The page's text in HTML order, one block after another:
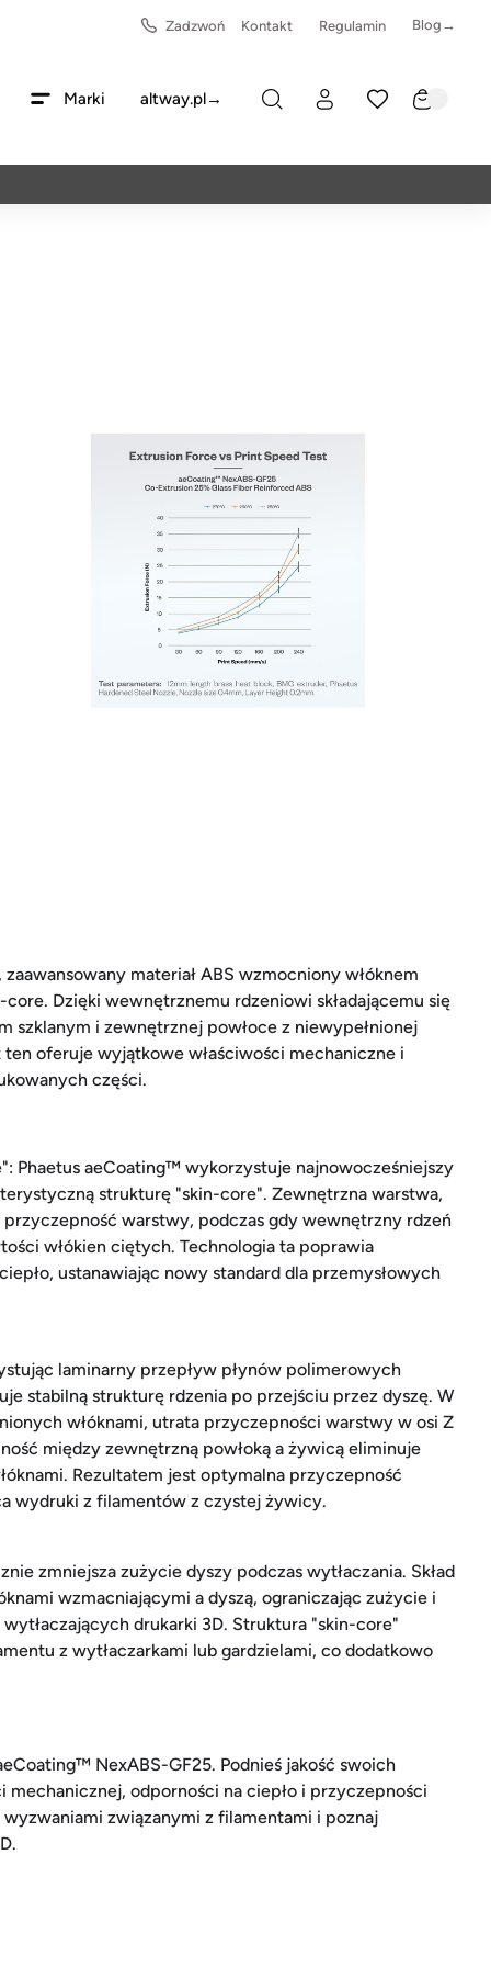
Zadzwoń Kontakt Regulamin Blog→
Marki altway.pl→
zaawansowany materiał ABS wzmocniony włóknem
Dzięki wewnętrznemu rdzeniowi składającemu się
szklanym i zewnętrznej powłoce z niewypełnionej
oferuje wyjątkowe właściwości mechaniczne i
części.
Phaetus aeCoating™ wykorzystuje najnowocześniejszy
strukturę "skin-core". Zewnętrzna warstwa,
warstwy, podczas gdy wewnętrzny rdzeń
włókien ciętych. Technologia ta poprawia
ustanawiając nowy standard dla przemysłowych
laminarny przepływ płynów polimerowych
stabilną strukturę rdzenia po przejściu przez dyszę. W
włóknami, utrata przyczepności warstwy w osi Z
między zewnętrzną powłoką a żywicą eliminuje
Rezultatem jest optymalna przyczepność
wydruki z filamentów z czystej żywicy.
zmniejsza zużycie dyszy podczas wytłaczania. Skład
wzmacniającymi a dyszą, ograniczając zużycie i
drukarki 3D. Struktura "skin-core"
z wytłaczarkami lub gardzielami, co dodatkowo
NexABS-GF25. Podnieś jakość swoich
odporności na ciepło i przyczepności
związanymi z filamentami i poznaj